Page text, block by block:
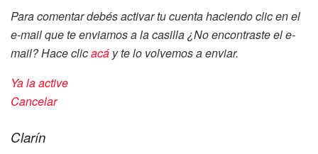
Para comentar debés activar tu cuenta haciendo clic en el
e-mail que te enviamos a la casilla¿No encontraste el e-
mail? Hace clicacá y te lo volvemos a enviar.
Ya la active
Cancelar
Clarín